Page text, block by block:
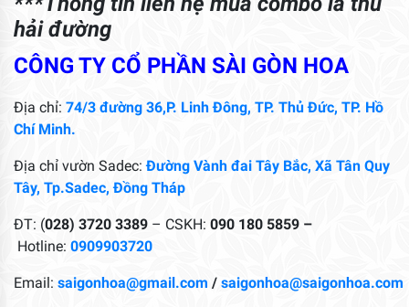
hải đường
CÔNG TY CỔ PHẦN SÀI GÒN HOA
Địa chỉ: 74/3 đường 36,P. Linh Đông, TP. Thủ Đức, TP. Hồ
Chí Minh.
Địa chỉ vườn Sadec:Đường Vành đai Tây Bắc, Xã Tân Quy
Tây, Tp.Sadec, Đồng Tháp
ĐT: (028) 3720 3389 – CSKH: 090 180 5859 –
Hotline: 0909903720
Email: saigonhoa@gmail.com / saigonhoa@saigonhoa.com